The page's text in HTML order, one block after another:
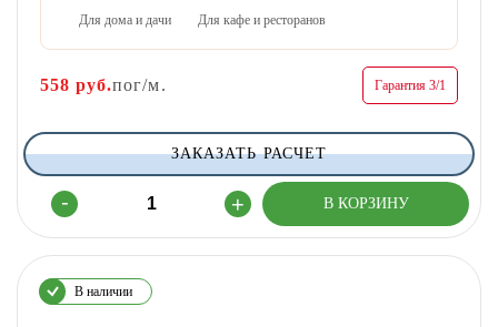
Для дома и дачи Для кафе и ресторанов
558 руб.пог/м. Гарантия 3/1
ЗАКАЗАТЬ РАСЧЕТ
В наличии